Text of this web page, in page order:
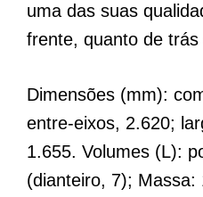
uma das suas
frente, quanto de trás
Dimensões (mm):
entre-eixos, 2.620;
1.655. Volumes (L):
(dianteiro, 7); Massa: